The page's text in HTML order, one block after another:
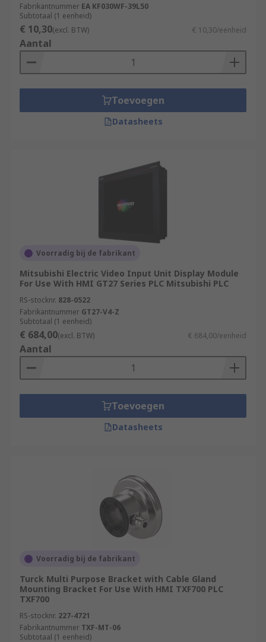
Fabrikantnummer EA KF030WF-39L50
Subtotaal (1 eenheid)
€ 10,30(excl. BTW) € 10,30/eenheid
Aantal
Toevoegen
Datasheets
Voorradig bij de fabrikant
Mitsubishi Electric Video Input Unit Display Module
For Use With HMI GT27 Series PLC Mitsubishi PLC
RS-stocknr. 828-0522
Fabrikantnummer GT27-V4-Z
Subtotaal (1 eenheid)
€ 684,00(excl. BTW) € 684,00/eenheid
Aantal
Toevoegen
Datasheets
Voorradig bij de fabrikant
Turck Multi Purpose Bracket with Cable Gland
Mounting Bracket For Use With HMI TXF700 PLC
TXF700
RS-stocknr. 227-4721
Fabrikantnummer TXF-MT-06
Subtotaal (1 eenheid)